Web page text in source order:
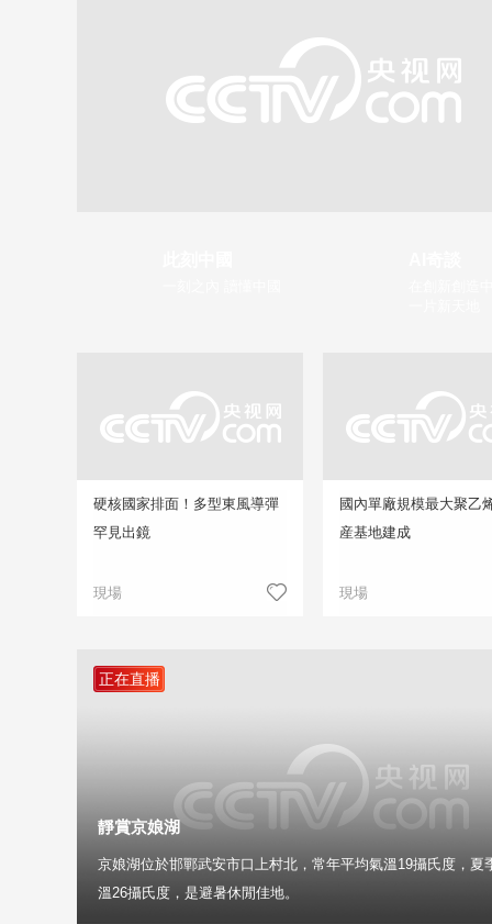
硬核國家排面！多型東風導彈
罕見出鏡
現場
國內單廠規模最大聚乙
産基地建成
現場
正在直播
靜賞京娘湖
京娘湖位於邯鄲武安市口上村北，常年平均氣溫19攝氏度，夏
溫26攝氏度，是避暑休閒佳地。